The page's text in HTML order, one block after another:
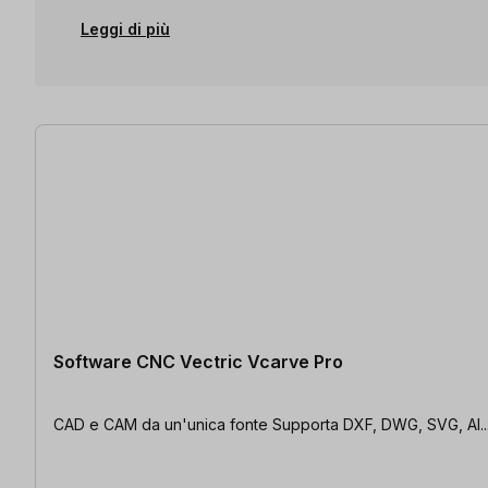
Leggi di più
1 articolo trovato
Software CNC Vectric Vcarve Pro
CAD e CAM da un'unica fonte Supporta DXF, DWG, SVG,